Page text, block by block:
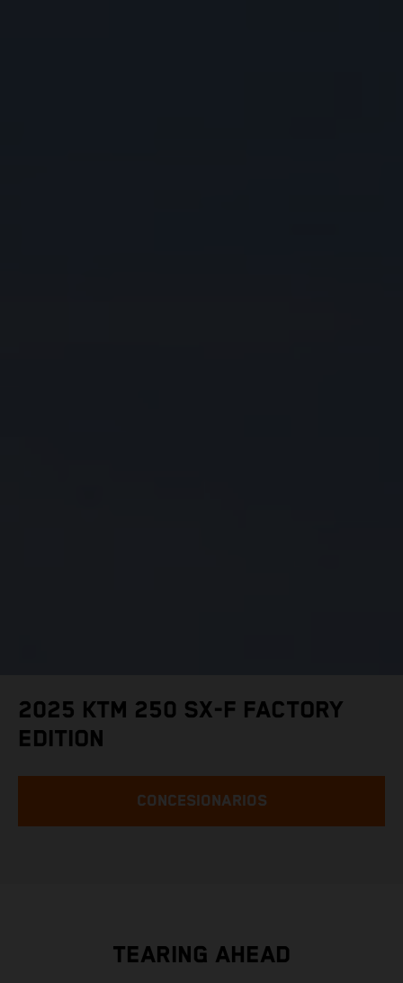
2025 KTM 250 SX-F FACTORY
EDITION
CONCESIONARIOS
TEARING AHEAD